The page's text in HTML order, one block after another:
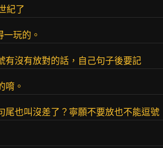
紀了
玩的。
有沒有放對的話，自己句子後要記
唷。
尾也叫沒差了？寧願不要放也不能逗號